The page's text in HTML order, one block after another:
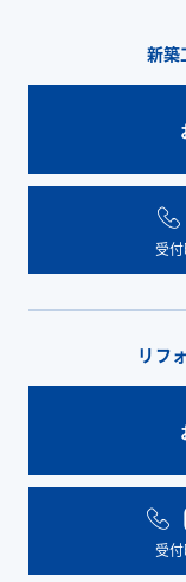
新築
受
リフ
受